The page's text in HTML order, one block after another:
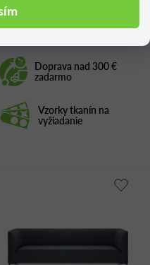
Doprava nad 300 €
zadarmo
Vzorky tkanín na
vyžiadanie